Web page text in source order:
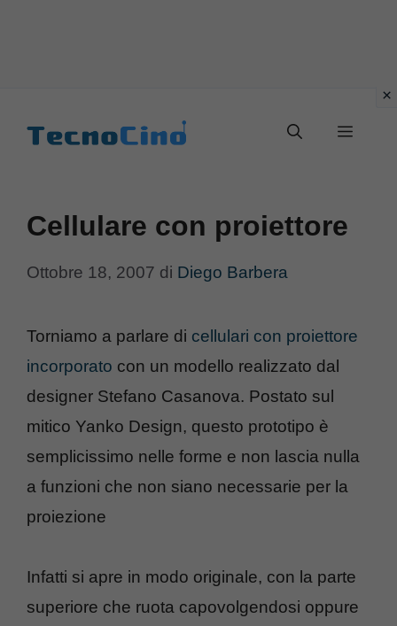
Menu
Cellulare con proiettore
Ottobre 18, 2007 di Diego Barbera
Torniamo a parlare di cellulari con proiettore
incorporato con un modello realizzato dal
designer Stefano Casanova. Postato sul
mitico Yanko Design, questo prototipo è
semplicissimo nelle forme e non lascia nulla
a funzioni che non siano necessarie per la
proiezione
Infatti si apre in modo originale, con la parte
superiore che ruota capovolgendosi oppure